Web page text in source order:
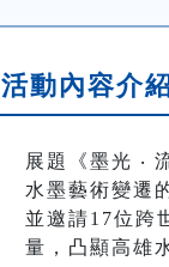
活動內容介
展題《墨光 ‧
水墨藝術變遷
並邀請17位跨
量，凸顯高雄